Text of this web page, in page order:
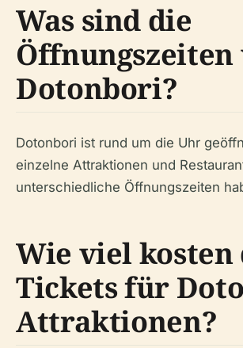
Was sind die
Öffnungszeiten
Dotonbori?
Dotonbori ist rund um die Uhr
einzelne Attraktionen und
unterschiedliche Öffnungszeiten
Wie viel kosten
Tickets für
Attraktionen?